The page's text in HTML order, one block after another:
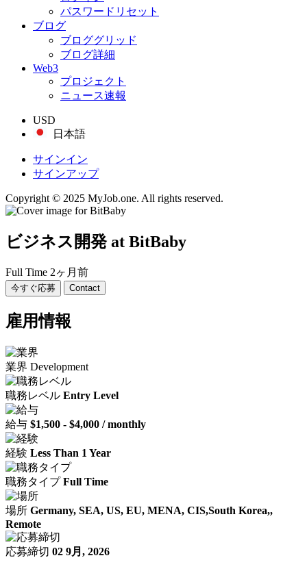
パスワードリセット
ブログ
ブロググリッド
ブログ詳細
Web3
プロジェクト
ニュース速報
USD
日本語
サインイン
サインアップ
Copyright © 2025 MyJob.one. All rights reserved.
ビジネス開発 at BitBaby
Full Time 2ヶ月前
今すぐ応募 Contact
雇用情報
業界 Development
職務レベル Entry Level
給与 $1,500 - $4,000 / monthly
経験 Less Than 1 Year
職務タイプ Full Time
場所 Germany, SEA, US, EU, MENA, CIS,South Korea,,
Remote
応募締切 02 9月, 2026